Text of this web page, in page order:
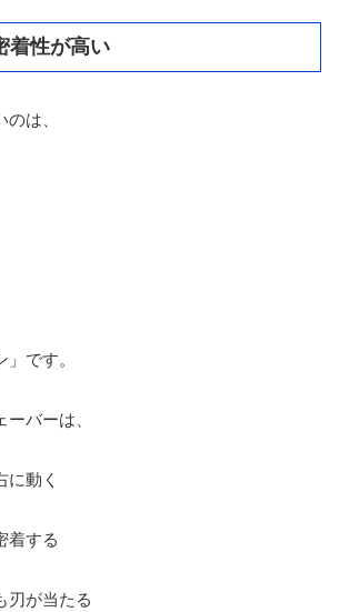
着性が高い
は、
です。
バーは、
に動く
着する
刃が当たる